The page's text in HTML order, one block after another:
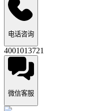
电话咨询
4001013721
微信客服